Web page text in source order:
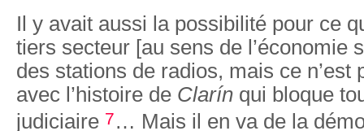
Il y avait aussi la possibilité pour ce
tiers secteur [au sens de l’économie
des stations de radios, mais ce n’est
avec l’histoire de Clarín qui bloque
judiciaire 7… Mais il en va de la